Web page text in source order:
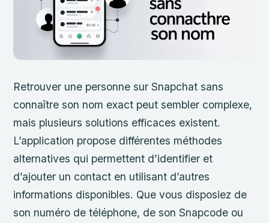
Retrouver une personne sur Snapchat sans
connaître son nom exact peut sembler complexe,
mais plusieurs solutions efficaces existent.
L’application propose différentes méthodes
alternatives qui permettent d’identifier et
d’ajouter un contact en utilisant d’autres
informations disponibles. Que vous disposiez de
son numéro de téléphone, de son Snapcode ou